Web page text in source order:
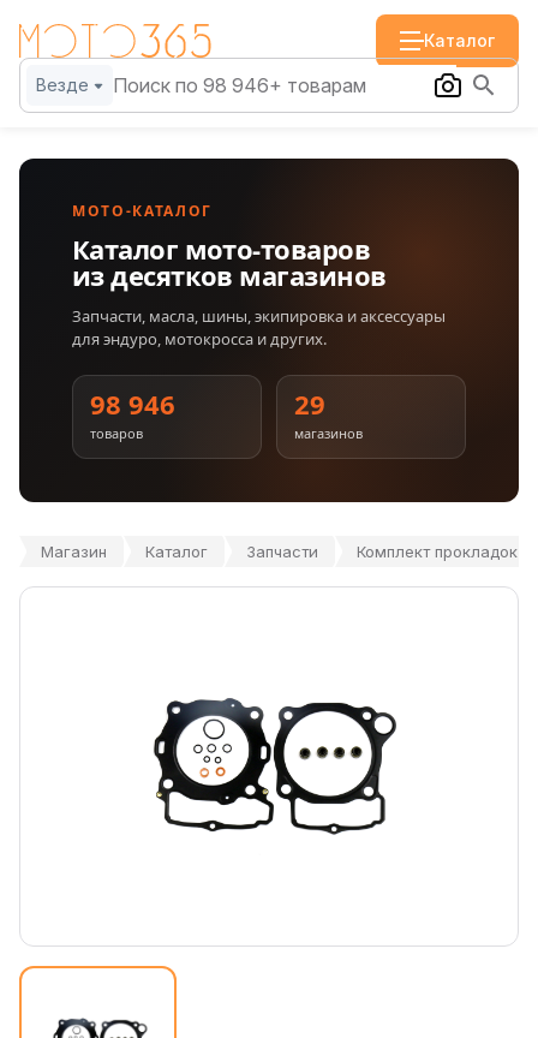
Каталог
Везде
МОТО-КАТАЛОГ
Каталог мото-товаров
из десятков магазинов
Запчасти, масла, шины, экипировка и аксессуары
для эндуро, мотокросса и других.
98 946
товаров
29
магазинов
Магазин Каталог Запчасти Комплект прокладок